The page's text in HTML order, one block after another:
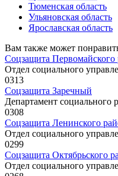
Тюменская область
Ульяновская область
Ярославская область
Вам также может
Соцзащита
Отдел социального
0313
Соцзащита Заречный
Департамент социального
0308
Соцзащита Ленинского
Отдел социального
0299
Соцзащита Октябрьского
Отдел социального